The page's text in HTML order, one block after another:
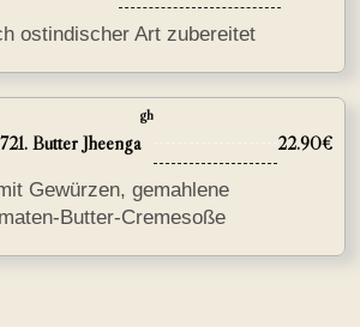
ostindischer Art zubereitet
721. Butter Jheenga
gh
22.90€
Gewürzen, gemahlene
Butter-Cremesoße